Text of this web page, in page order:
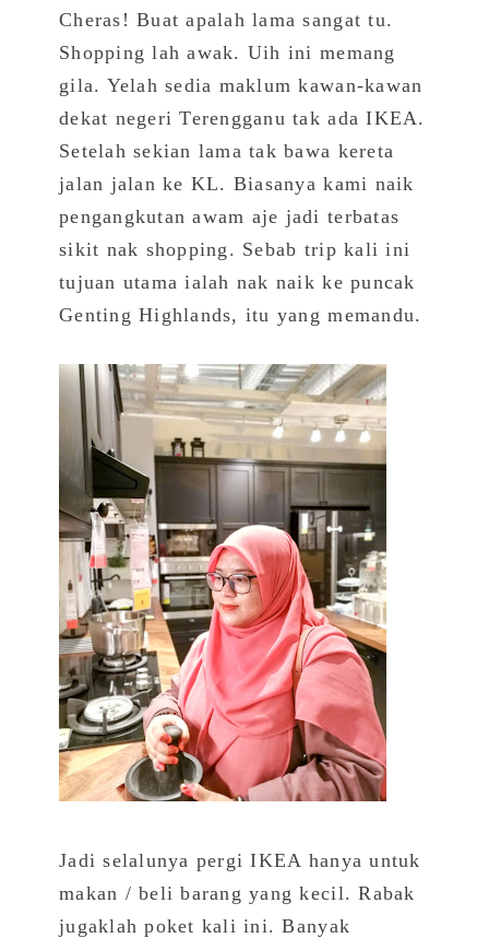
Cheras! Buat apalah lama sangat tu.
Shopping lah awak. Uih ini memang
gila. Yelah sedia maklum kawan-kawan
dekat negeri Terengganu tak ada IKEA.
Setelah sekian lama tak bawa kereta
jalan jalan ke KL. Biasanya kami naik
pengangkutan awam aje jadi terbatas
sikit nak shopping. Sebab trip kali ini
tujuan utama ialah nak naik ke puncak
Genting Highlands, itu yang memandu.
Jadi selalunya pergi IKEA hanya untuk
makan / beli barang yang kecil. Rabak
jugaklah poket kali ini. Banyak